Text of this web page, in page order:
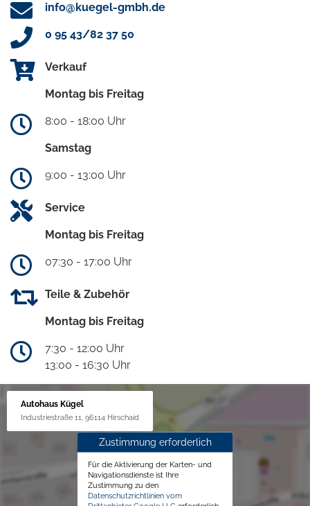
info@kuegel-gmbh.de
0 95 43/82 37 50
Verkauf
Montag bis Freitag
8:00 - 18:00 Uhr
Samstag
9:00 - 13:00 Uhr
Service
Montag bis Freitag
07:30 - 17:00 Uhr
Teile & Zubehör
Montag bis Freitag
7:30 - 12:00 Uhr
13:00 - 16:30 Uhr
Autohaus Kügel
Industriestraße 11, 96114 Hirschaid
Zustimmung erforderlich
Für die Aktivierung der Karten- und
Navigationsdienste ist Ihre
Zustimmung zu den
Datenschutzrichtlinien vom